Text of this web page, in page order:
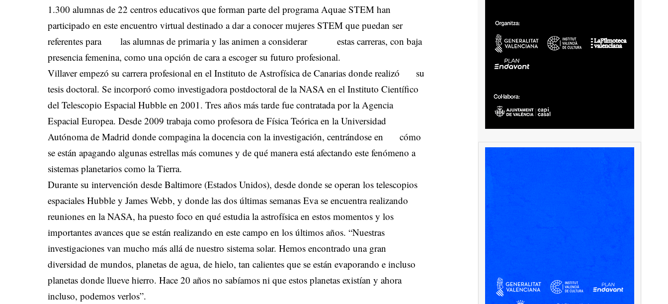
1.300 alumnas de 22 centros educativos que forman parte del programa Aquae STEM han
participado en este encuentro virtual destinado a dar a conocer mujeres STEM que puedan ser
referentes para las alumnas de primaria y las animen a considerar estas carreras, con baja
presencia femenina, como una opción de cara a escoger su futuro profesional.
Villaver empezó su carrera profesional en el Instituto de Astrofísica de Canarias donde realizó su
tesis doctoral. Se incorporó como investigadora postdoctoral de la NASA en el Instituto Científico
del Telescopio Espacial Hubble en 2001. Tres años más tarde fue contratada por la Agencia
Espacial Europea. Desde 2009 trabaja como profesora de Física Teórica en la Universidad
Autónoma de Madrid donde compagina la docencia con la investigación, centrándose en cómo
se están apagando algunas estrellas más comunes y de qué manera está afectando este fenómeno a
sistemas planetarios como la Tierra.
Durante su intervención desde Baltimore (Estados Unidos), desde donde se operan los telescopios
espaciales Hubble y James Webb, y donde las dos últimas semanas Eva se encuentra realizando
reuniones en la NASA, ha puesto foco en qué estudia la astrofísica en estos momentos y los
importantes avances que se están realizando en este campo en los últimos años. “Nuestras
investigaciones van mucho más allá de nuestro sistema solar. Hemos encontrado una gran
diversidad de mundos, planetas de agua, de hielo, tan calientes que se están evaporando e incluso
planetas donde llueve hierro. Hace 20 años no sabíamos ni que estos planetas existían y ahora
incluso, podemos verlos”.